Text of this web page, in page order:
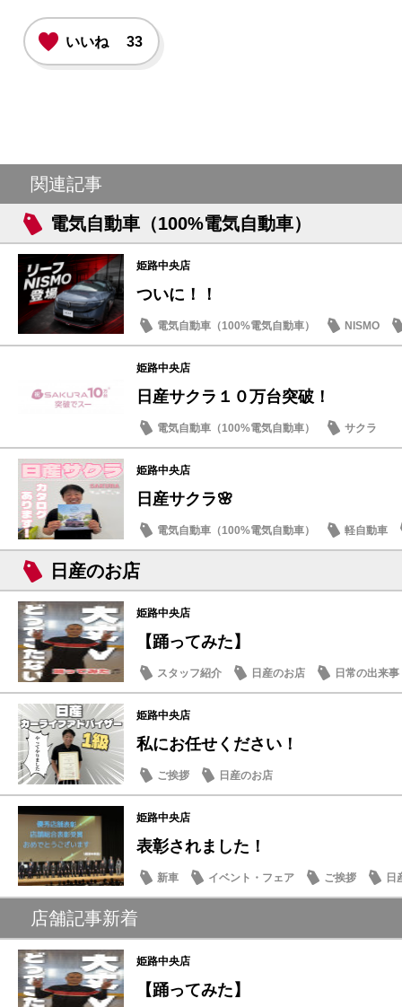
いいね 33
関連記事
電気自動車（100%電気自動車）
姫路中央店
ついに！！
電気自動車（100%電気自動車） NISMO
姫路中央店
日産サクラ１０万台突破！
電気自動車（100%電気自動車） サクラ
姫路中央店
日産サクラ🌸
電気自動車（100%電気自動車） 軽自動車
日産のお店
姫路中央店
【踊ってみた】
スタッフ紹介 日産のお店 日常の出来事
姫路中央店
私にお任せください！
ご挨拶 日産のお店
姫路中央店
表彰されました！
新車 イベント・フェア ご挨拶 日
店舗記事新着
姫路中央店
【踊ってみた】